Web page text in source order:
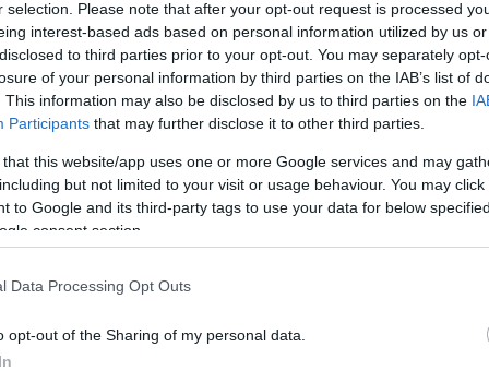
selection. Please note that after your opt-out request is processed
interest-based ads based on personal information utilized by us
to third parties prior to your opt-out. You may separately
of your personal information by third parties on the IAB’s list of
This information may also be disclosed by us to third parties on the
Participants that may further disclose it to other third parties.
that this website/app uses one or more Google services and may
but not limited to your visit or usage behaviour. You may
to Google and its third-party tags to use your data for below
consent section.
Data Processing Opt Outs
opt-out of the Sharing of my personal data.
mert túl gyakran szökik ki a kutyád? Próbáltad már a
betojtam” – Szabados Ágit szomszédja
nemrég egy érdekes hívást kapott a
míg ő az adást vezette. Mit tesz, vagy éppen mit nem tesz,